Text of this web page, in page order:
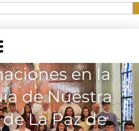
en la
de Nuestra
La Paz de